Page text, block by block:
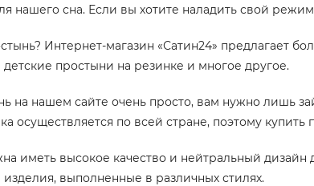
нашего сна. Если вы хотите наладить свой
Интернет-магазин «Сатин24» предлагает
детские простыни на резинке и многое другое.
на нашем сайте очень просто, вам нужно лишь
осуществляется по всей стране, поэтому купить
иметь высокое качество и нейтральный дизайн
изделия, выполненные в различных стилях.